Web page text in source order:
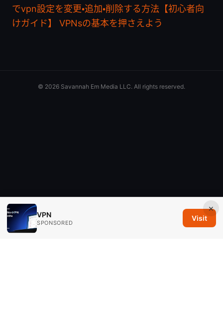
でvpn設定を変更・追加・削除する方法【初心者向
けガイド】 VPNsの基本を押さえよう
×
VPN
SPONSORED
Visit
© 2026 Savannah Em Media LLC. All rights reserved.